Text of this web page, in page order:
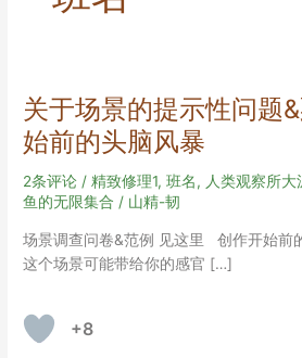
关于场景的提示性问题
始前的头脑风暴
2条评论 /精致修理1,班名, 人类观察所大
鱼的无限集合 / 山精-韧
场景调查问卷&范例 见这里 创作开始前
这个场景可能带给你的感官 […]
+8